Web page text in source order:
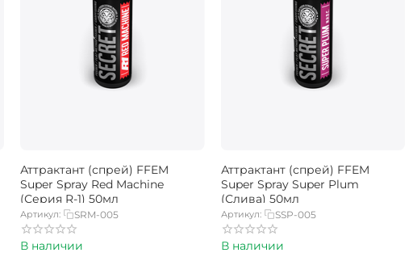
Аттрактант (спрей) FFEM
Super Spray Red Machine
(Серия R-1) 50мл
Артикул: SRM-005
В наличии
Аттрактант (спрей) FFEM
Super Spray Super Plum
(Слива) 50мл
Артикул: SSP-005
В наличии